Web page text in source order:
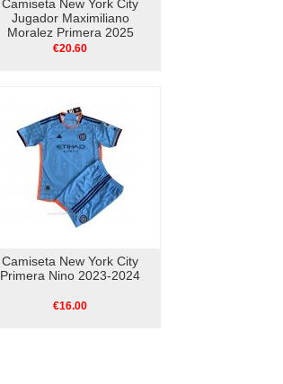
Camiseta New York City
Jugador Maximiliano
Moralez Primera 2025
€20.60
Camiseta New York City
Primera Nino 2023-2024
€16.00